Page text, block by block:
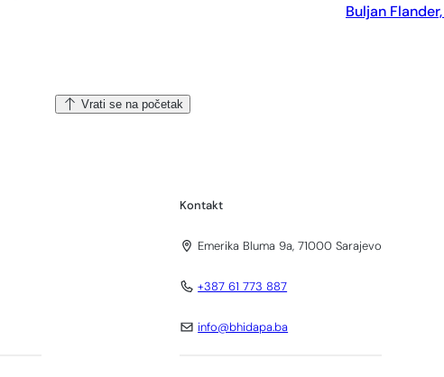
Buljan
Vrati se na početak
Kontakt
Emerika Bluma 9a, 71000 Sarajevo
+387 61 773 887
info@bhidapa.ba